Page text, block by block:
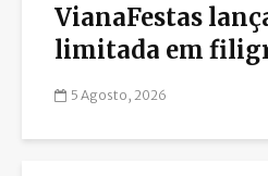
VianaFestas
limitada em
5 Agosto, 2026